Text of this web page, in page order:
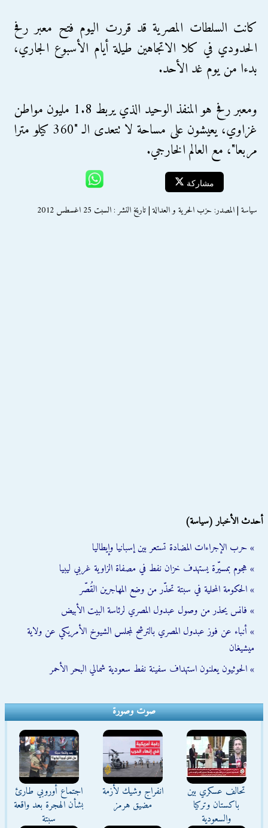
كانت السلطات المصرية قد قررت اليوم فتح معبر رفح
الحدودي في كلا الاتجاهين طيلة أيام الأسبوع الجاري،
بدءا من يوم غد الأحد.
ومعبر رفح هو المنفذ الوحيد الذي يربط 1.8 مليون مواطن
غزاوي، يعيشون على مساحة لا تتعدى الـ "360 كيلو مترا
مربعا"، مع العالم الخارجي.
مشاركة
سياسة | المصدر: حزب الحرية و العدالة | تاريخ النشر : السبت 25 اغسطس 2012
أحدث الأخبار (سياسة)
» حرب الإجراءات المضادة تستعر بين إسبانيا وإيطاليا
» هجوم بمسيّرة يستهدف خزان نفط في مصفاة الزاوية غربي ليبيا
» الحكومة المحلية في سبتة تحذّر من وضع المهاجرين القُصّر
» فانس يحذر من وصول عبدول المصري لرئاسة البيت الأبيض
» أنباء عن فوز عبدول المصري بالترشح لمجلس الشيوخ الأمريكي عن ولاية
ميشيغان
» الحوثيون يعلنون استهداف سفينة نفط سعودية شمالي البحر الأحمر
صوت وصورة
تحالف عسكري بين
باكستان وتركيا
والسعودية
انفراج وشيك لأزمة
مضيق هرمز
اجتماع أوروبي طارئ
بشأن الهجرة بعد واقعة
سبتة